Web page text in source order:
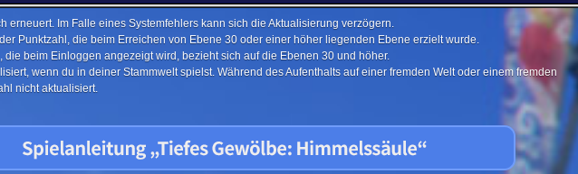
erneuert. Im Falle eines Systemfehlers kann sich die Aktualisierung verzögern.
Punktzahl, die beim Erreichen von Ebene 30 oder einer höher liegenden Ebene erzielt wurde.
beim Einloggen angezeigt wird, bezieht sich auf die Ebenen 30 und höher.
wenn du in deiner Stammwelt spielst. Während des Aufenthalts auf einer fremden Welt oder einem fremden
nicht aktualisiert.